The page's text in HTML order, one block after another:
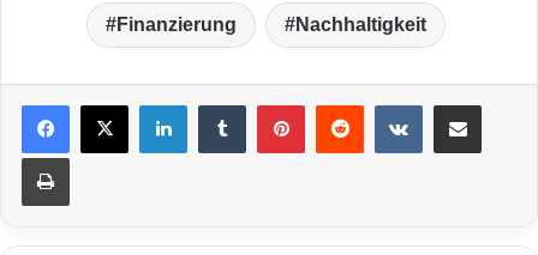
Finanzierung Nachhaltigkeit
LinkedIn VKontakte
Drucken